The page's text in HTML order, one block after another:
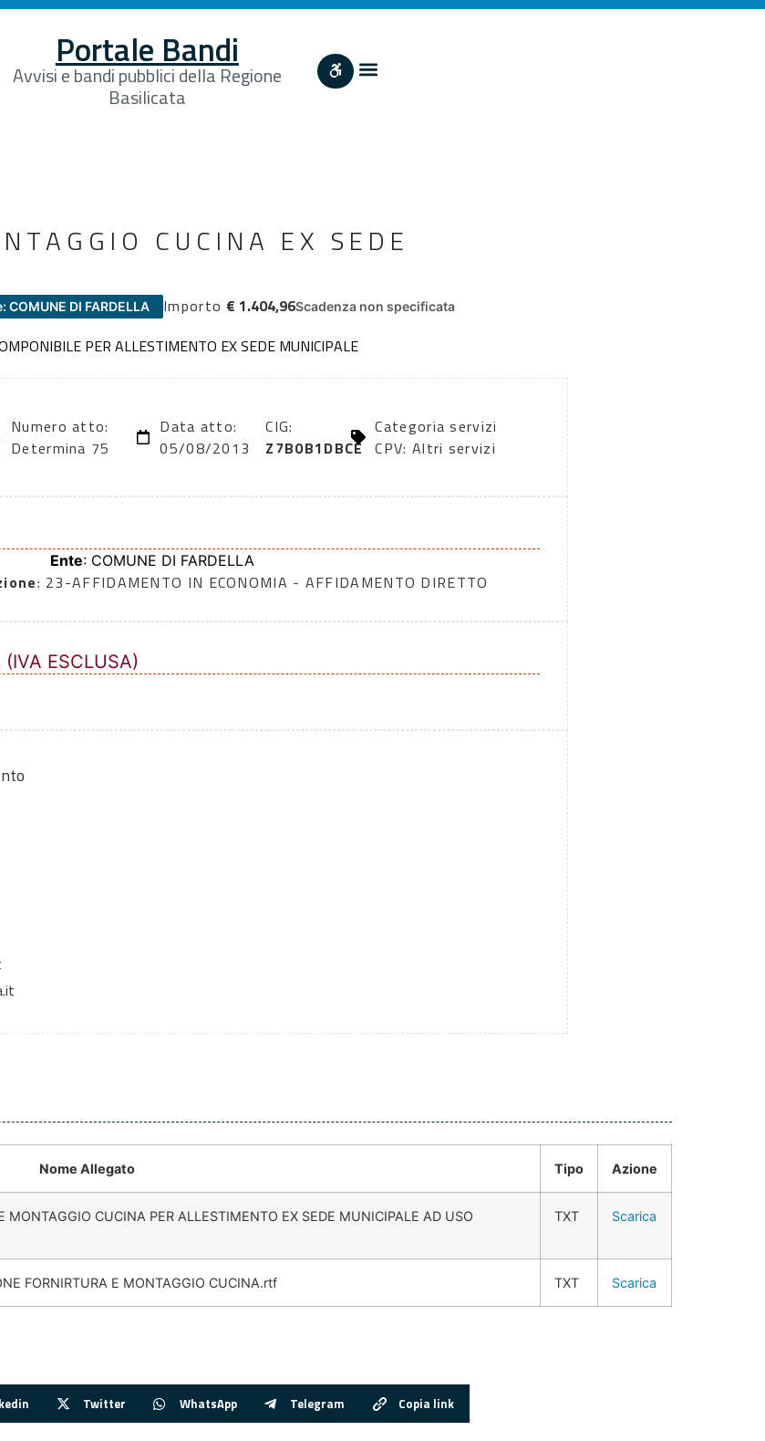
Portale Bandi
Avvisi e bandi pubblici della Regione
Basilicata
CUCINA EX SEDE
COMUNE DI FARDELLA Importo € 1.404,96Scadenza non specificata
PER ALLESTIMENTO EX SEDE MUNICIPALE
Numero atto:
Determina 75
Data atto:
05/08/2013
CIG:
Z7B0B1DBCE
Categoria servizi
CPV: Altri servizi
Ente: COMUNE DI FARDELLA
: 23-AFFIDAMENTO IN ECONOMIA - AFFIDAMENTO DIRETTO
ESCLUSA)
Nome Allegato Tipo Azione
CUCINA PER ALLESTIMENTO EX SEDE MUNICIPALE AD USO
TXT Scarica
FORNIRTURA E MONTAGGIO CUCINA.rtf TXT Scarica
Twitter WhatsApp Telegram Copia link